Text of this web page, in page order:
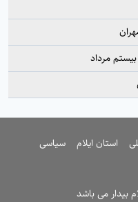
مرداد
استان ایلام
سیاسی
بیدار می باشد